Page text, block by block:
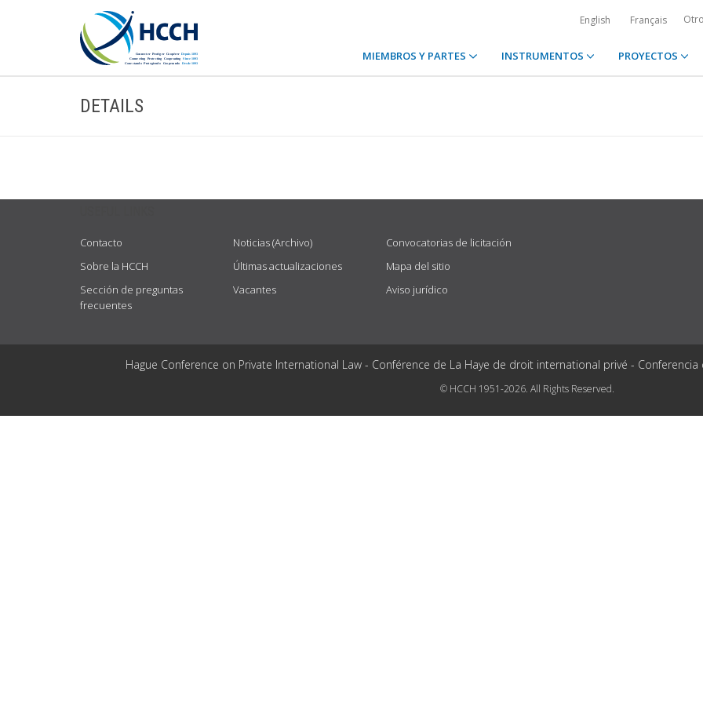
English Français
MIEMBROS Y PARTES INSTRUMENTOS PROYECTOS
DETAILS
Contacto
Sobre la HCCH
Sección de preguntas
frecuentes
Noticias (Archivo)
Últimas actualizaciones
Vacantes
Convocatorias de licitación
Mapa del sitio
Aviso jurídico
Hague Conference on Private International Law - Conférence de La Haye de droit international privé -
© HCCH 1951-2026. All Rights Reserved.